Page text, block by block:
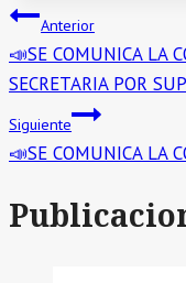
Navegación
de
entradas
Anterior
📣SE COMUNICA LA
SECRETARIA POR
Siguiente
📣SE COMUNICA LA